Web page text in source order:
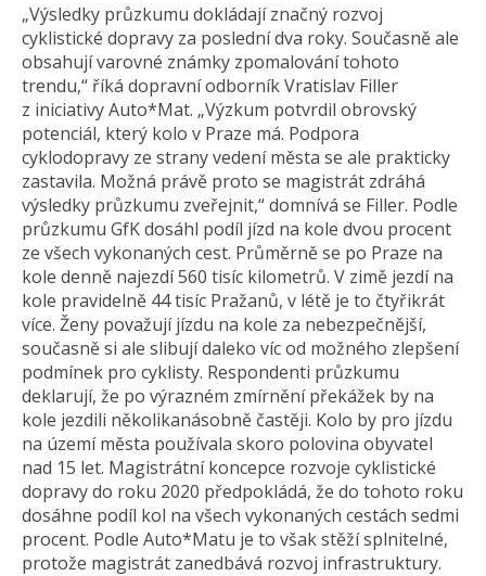
„Výsledky průzkumu dokládají značný rozvoj
cyklistické dopravy za poslední dva roky. Současně ale
obsahují varovné známky zpomalování tohoto
trendu,“ říká dopravní odborník Vratislav Filler
z iniciativy Auto*Mat. „Výzkum potvrdil obrovský
potenciál, který kolo v Praze má. Podpora
cyklodopravy ze strany vedení města se ale prakticky
zastavila. Možná právě proto se magistrát zdráhá
výsledky průzkumu zveřejnit,“ domnívá se Filler. Podle
průzkumu GfK dosáhl podíl jízd na kole dvou procent
ze všech vykonaných cest. Průměrně se po Praze na
kole denně najezdí 560 tisíc kilometrů. V zimě jezdí na
kole pravidelně 44 tisíc Pražanů, v létě je to čtyřikrát
více. Ženy považují jízdu na kole za nebezpečnější,
současně si ale slibují daleko víc od možného zlepšení
podmínek pro cyklisty. Respondenti průzkumu
deklarují, že po výrazném zmírnění překážek by na
kole jezdili několikanásobně častěji. Kolo by pro jízdu
na území města používala skoro polovina obyvatel
nad 15 let. Magistrátní koncepce rozvoje cyklistické
dopravy do roku 2020 předpokládá, že do tohoto roku
dosáhne podíl kol na všech vykonaných cestách sedmi
procent. Podle Auto*Matu je to však stěží splnitelné,
protože magistrát zanedbává rozvoj infrastruktury.